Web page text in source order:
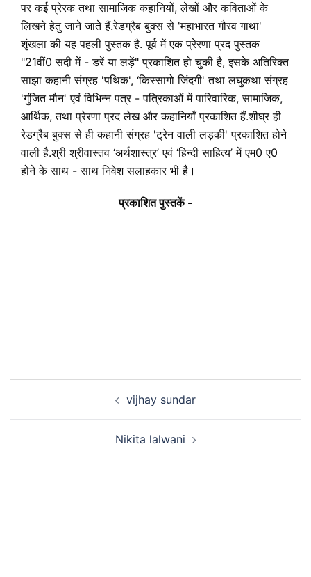
पर कई प्रेरक तथा सामाजिक कहानियों, लेखों और कविताओं के
लिखने हेतु जाने जाते हैं.रेडग्रैब बुक्स से 'महाभारत गौरव गाथा'
शृंखला की यह पहली पुस्तक है. पूर्व में एक प्रेरणा प्रद पुस्तक
"21वीं0 सदी में - डरें या लड़ें" प्रकाशित हो चुकी है, इसके अतिरिक्त
साझा कहानी संग्रह 'पथिक', ‘किस्सागो जिंदगी' तथा लघुकथा संग्रह
'गुंजित मौन' एवं विभिन्न पत्र - पत्रिकाओं में पारिवारिक, सामाजिक,
आर्थिक, तथा प्रेरणा प्रद लेख और कहानियाँ प्रकाशित हैं.शीघ्र ही
रेडग्रैब बुक्स से ही कहानी संग्रह 'ट्रेन वाली लड़की' प्रकाशित होने
वाली है.श्री श्रीवास्तव ‘अर्थशास्त्र’ एवं ‘हिन्दी साहित्य’ में एम0 ए0
होने के साथ - साथ निवेश सलाहकार भी है।
प्रकाशित पुस्तकें -
vijhay sundar
Nikita lalwani